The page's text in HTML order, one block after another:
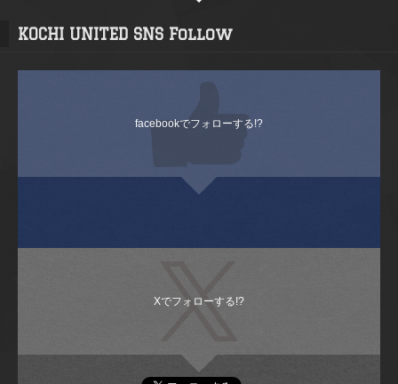
KOCHI UNITED SNS Follow
facebookでフォローする!?
Xでフォローする!?